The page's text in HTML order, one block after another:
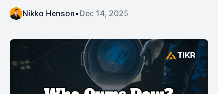
Nikko Henson•Dec 14, 2025